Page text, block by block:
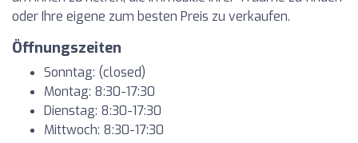
oder Ihre eigene zum besten Preis zu verkaufen.
Öffnungszeiten
Sonntag: (closed)
Montag: 8:30-17:30
Dienstag: 8:30-17:30
Mittwoch: 8:30-17:30